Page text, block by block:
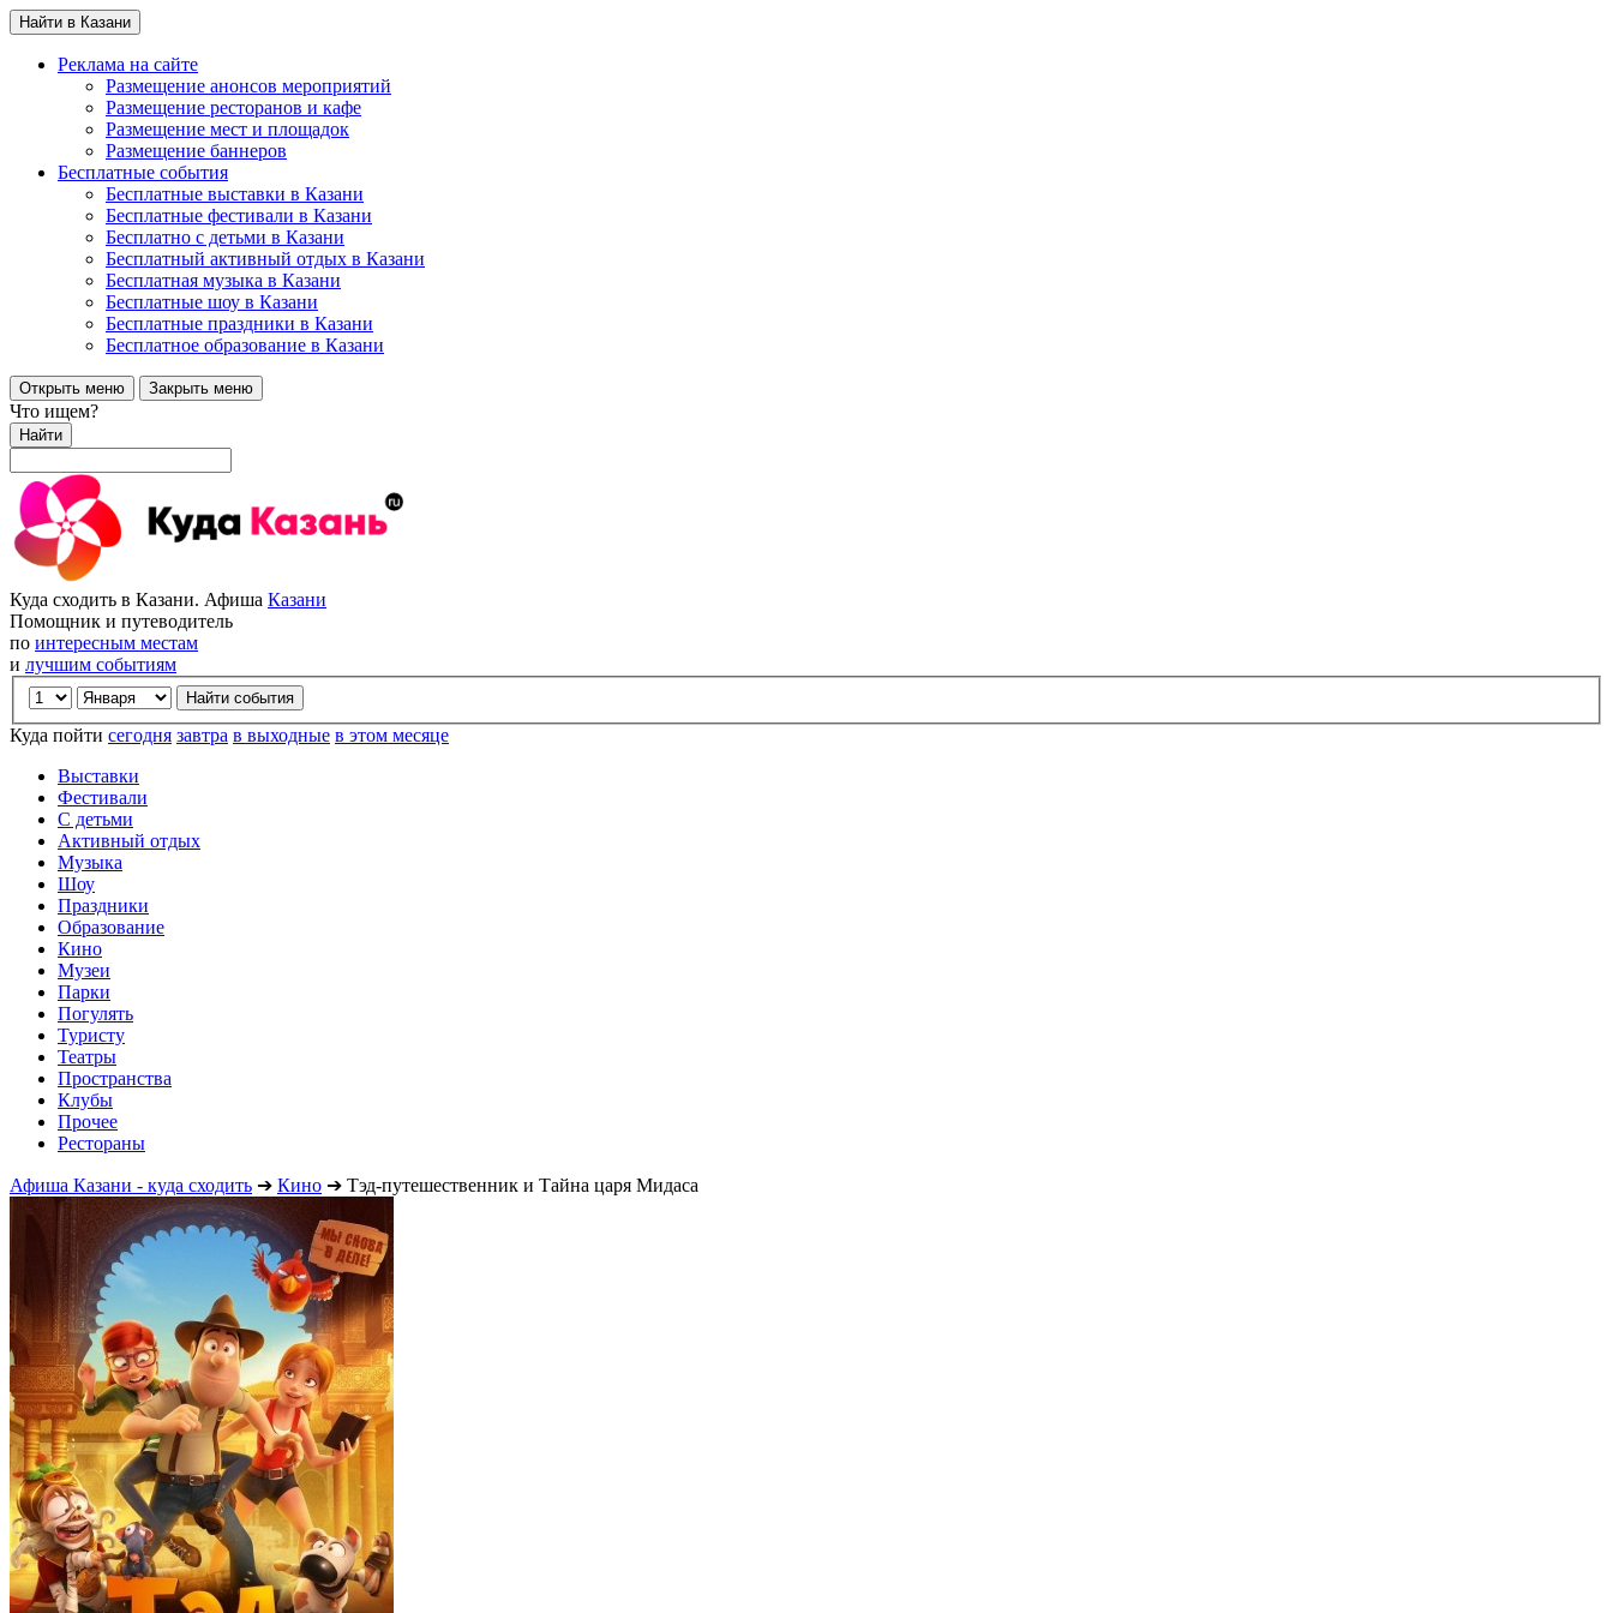
Найти в Казани
Реклама на сайте
Размещение анонсов мероприятий
Размещение ресторанов и кафе
Размещение мест и площадок
Размещение баннеров
Бесплатные события
Бесплатные выставки в Казани
Бесплатные фестивали в Казани
Бесплатно с детьми в Казани
Бесплатный активный отдых в Казани
Бесплатная музыка в Казани
Бесплатные шоу в Казани
Бесплатные праздники в Казани
Бесплатное образование в Казани
Открыть меню Закрыть меню
Что ищем?
Найти
Куда сходить в Казани. Афиша Казани
Помощник и путеводитель
по интересным местам
и лучшим событиям
Куда пойти сегодня завтра в выходные в этом месяце
Выставки
Фестивали
С детьми
Активный отдых
Музыка
Шоу
Праздники
Образование
Кино
Музеи
Парки
Погулять
Туристу
Театры
Пространства
Клубы
Прочее
Рестораны
Афиша Казани - куда сходить ➔ Кино ➔ Тэд-путешественник и Тайна царя Мидаса